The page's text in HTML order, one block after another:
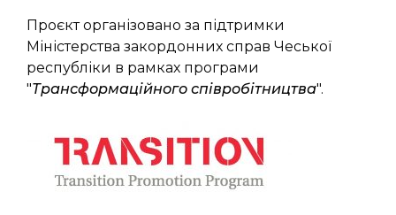
Проєкт організовано за підтримки
Міністерства закордонних справ Чеської
республіки в рамках програми
"Трансформаційного співробітництва".